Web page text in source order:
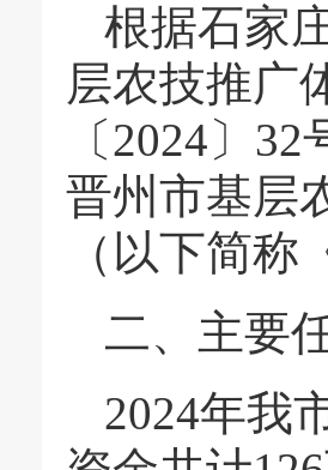
根据石家
层农技推广
〔2024〕
晋州市基层
（以下简
二、主要
2024年我